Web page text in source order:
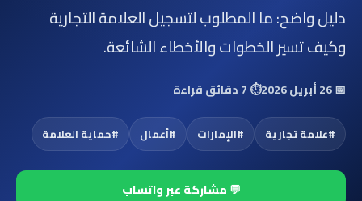
دليل واضح: ما المطلوب لتسجيل العلامة التجارية
وكيف تسير الخطوات والأخطاء الشائعة.
📅26 أبريل 2026 ⏱️7 دقائق قراءة
#علامة تجارية #الإمارات #أعمال #حماية العلامة
💬 مشاركة عبر واتساب